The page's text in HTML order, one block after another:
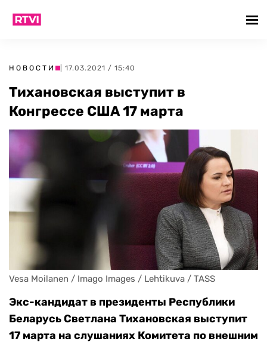
НОВОСТИ | 17.03.2021 / 15:40
Тихановская выступит в
Конгрессе США 17 марта
Vesa Moilanen / Imago Images / Lehtikuva / TASS
Экс-кандидат в президенты Республики
Беларусь Светлана Тихановская выступит
17 марта на слушаниях Комитета по внешним